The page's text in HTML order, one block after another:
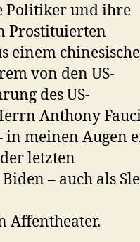
Politiker und ihre
Prostituierten
einem
von den US-
des US-
Anthony
in meinen Augen
letzten
– auch als
Affentheater.